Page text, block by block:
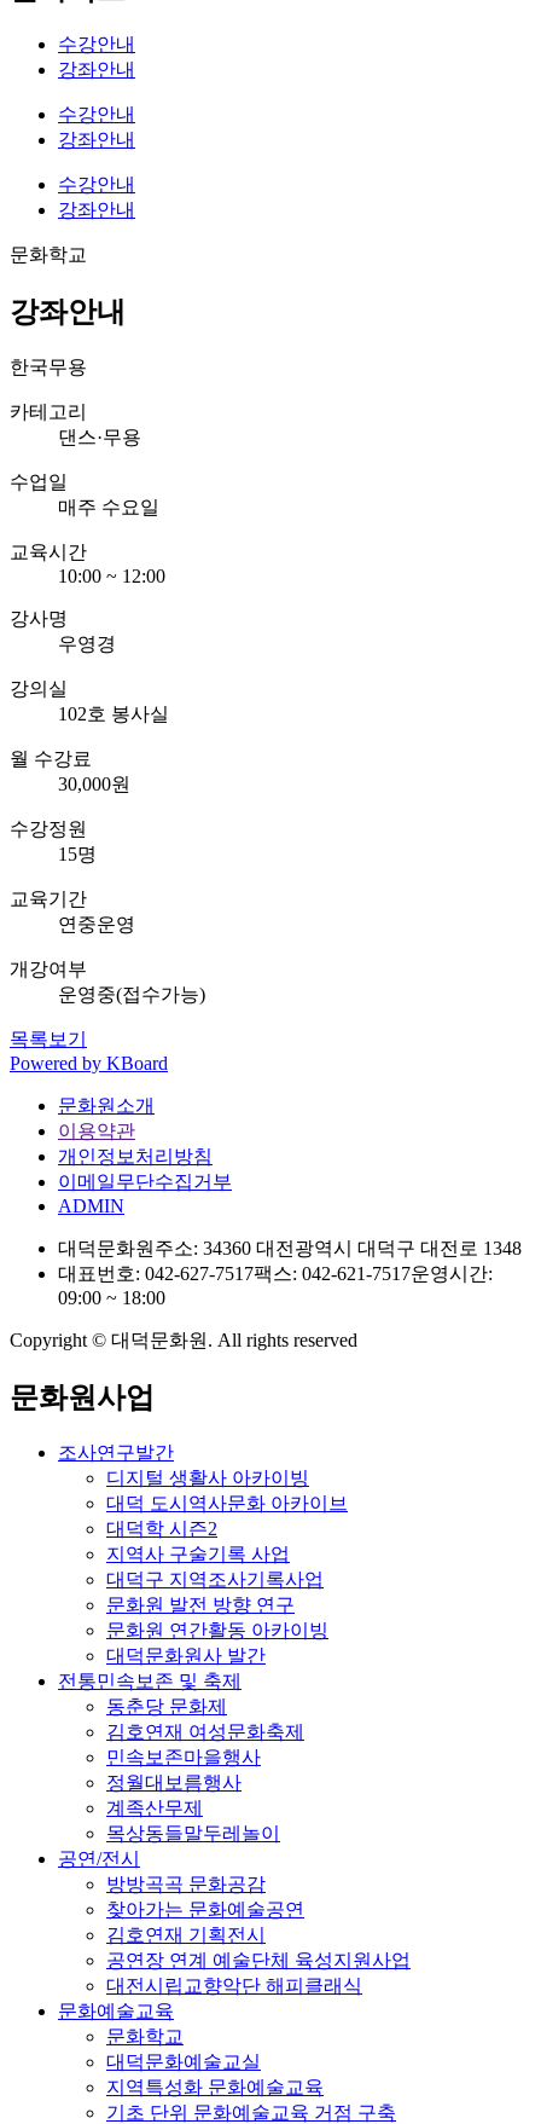
수강안내
강좌안내
수강안내
강좌안내
수강안내
강좌안내
문화학교
강좌안내
한국무용
카테고리
댄스·무용
수업일
매주 수요일
교육시간
10:00 ~ 12:00
강사명
우영경
강의실
102호 봉사실
월 수강료
30,000원
수강정원
15명
교육기간
연중운영
개강여부
운영중(접수가능)
목록보기
Powered by KBoard
문화원소개
이용약관
개인정보처리방침
이메일무단수집거부
ADMIN
대덕문화원 주소: 34360 대전광역시 대덕구 대전로 1348
대표번호: 042-627-7517팩스: 042-621-7517운영시간:
09:00 ~ 18:00
Copyright © 대덕문화원. All rights reserved
문화원사업
조사연구발간
디지털 생활사 아카이빙
대덕 도시역사문화 아카이브
대덕학 시즌2
지역사 구술기록 사업
대덕구 지역조사기록사업
문화원 발전 방향 연구
문화원 연간활동 아카이빙
대덕문화원사 발간
전통민속보존 및 축제
동춘당 문화제
김호연재 여성문화축제
민속보존마을행사
정월대보름행사
계족산무제
목상동들말두레놀이
공연/전시
방방곡곡 문화공감
찾아가는 문화예술공연
김호연재 기획전시
공연장 연계 예술단체 육성지원사업
대전시립교향악단 해피클래식
문화예술교육
문화학교
대덕문화예술교실
지역특성화 문화예술교육
기초 단위 문화예술교육 거점 구축